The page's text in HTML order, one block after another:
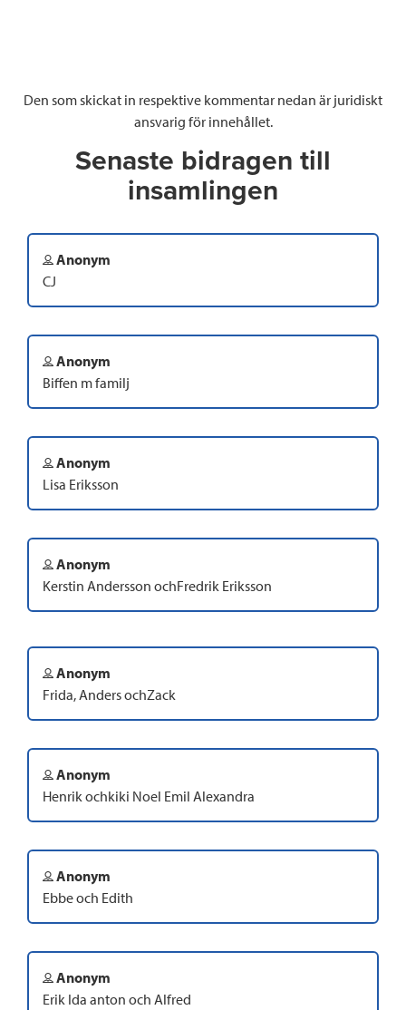
Den som skickat in respektive kommentar nedan är juridiskt
ansvarig för innehållet.
Senaste bidragen till
insamlingen
Anonym
CJ
Anonym
Biffen m familj
Anonym
Lisa Eriksson
Anonym
Kerstin Andersson ochFredrik Eriksson
Anonym
Frida, Anders ochZack
Anonym
Henrik ochkiki Noel Emil Alexandra
Anonym
Ebbe och Edith
Anonym
Erik Ida anton och Alfred